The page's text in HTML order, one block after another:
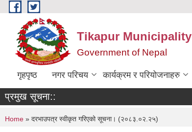
Skip to main content
Tikapur Municipality
Government of Nepal
गृहपृष्ठ नगर परिचय कार्यक्रम र परियोजनाहरु
प्रमुख सूचना::
You are here
Home » दरभाउपत्र स्वीकृत गरिएको सूचना। (२०८३.०२.२५)